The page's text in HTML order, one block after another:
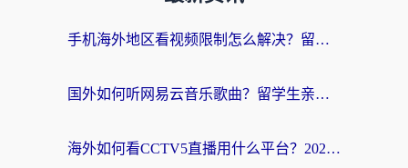
手机海外地区看视频限制怎么解决？留学生亲测有效的回国加速器指南
国外如何听网易云音乐歌曲？留学生亲测有效的回国加速方案
海外如何看CCTV5直播用什么平台？2026最新指南：看欧洲杯、中超、奥运不再卡